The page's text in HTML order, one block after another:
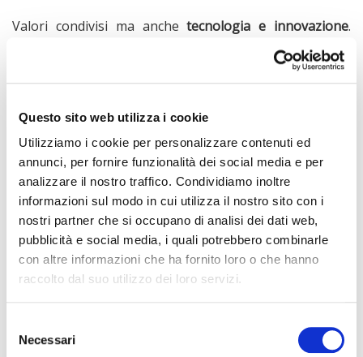
Questo sito web utilizza i cookie
Utilizziamo i cookie per personalizzare contenuti ed
annunci, per fornire funzionalità dei social media e per
analizzare il nostro traffico. Condividiamo inoltre
informazioni sul modo in cui utilizza il nostro sito con i
nostri partner che si occupano di analisi dei dati web,
pubblicità e social media, i quali potrebbero combinarle
con altre informazioni che ha fornito loro o che hanno
raccolto dal suo utilizzo dei loro servizi.
delNecessari
Valori condivisi ma anchetecnologia e innovazione.
di far vivere una user-experience da
smartphone moderna, divertente e adatta alle esigenze
smartphone vivo verranno infatti utilizzati come
l’atmosfera in campo e condividere, attraverso la
tecnologia all’avanguardia, momenti sportivi
ingaggianti, originali e divertenti.
L’innovativo smartphonevivo V21 5G che integra
caratteristiche uniche come il Dual Selfie Spotlight,
prodotto che avrà la maggior visibilità all’interno della
partnership, è stato scelto proprio per le funzionalità